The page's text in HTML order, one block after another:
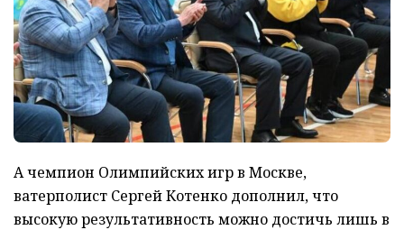
А чемпион Олимпийских игр в Москве,
ватерполист Сергей Котенко дополнил, что
высокую результативность можно достичь лишь в